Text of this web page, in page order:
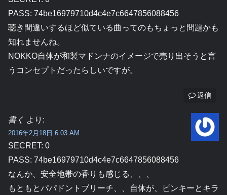
PASS: 74be16979710d4c4e7c6647856088456
聴き間違いするほど似ている曲ってのもちょっと問題かも
知れませんね。
NOKKO自体が和製マドンナのイメージで売り出そうと言
うコンセプトだったらしいですが。
返信
書く より:
2016年2月18日 6:03 AM
SECRET: 0
PASS: 74be16979710d4c4e7c6647856088456
なんか、安全地帯の香りも感じる、、、
もともとパパドントブリーチ、、自体が、ピンキーとキラ